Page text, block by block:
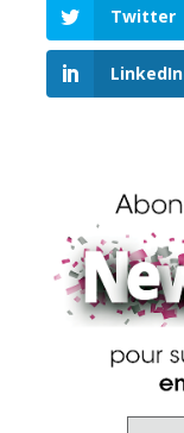
Twitter
LinkedIn